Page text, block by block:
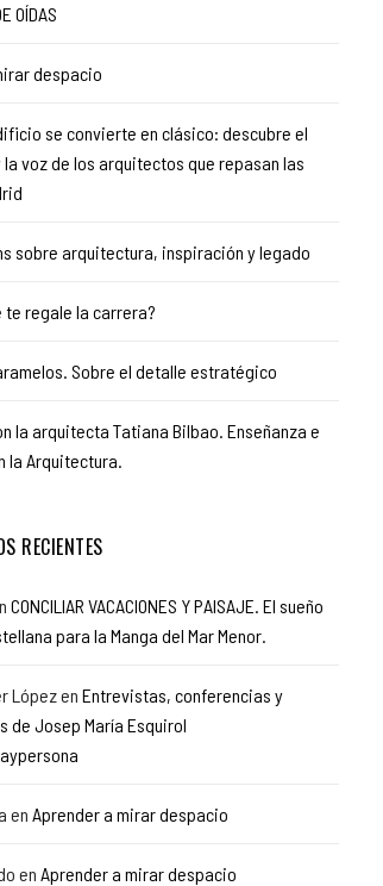
OÍDAS
despacio
se convierte en clásico: descubre el
voz de los arquitectos que repasan las
sobre arquitectura, inspiración y legado
te regale la carrera?
Sobre el detalle estratégico
la arquitecta Tatiana Bilbao. Enseñanza e
la Arquitectura.
RECIENTES
CONCILIAR VACACIONES Y PAISAJE. El sueño
para la Manga del Mar Menor.
Lópezen Entrevistas, conferencias y
de Josep María Esquirol
en Aprender a mirar despacio
en Aprender a mirar despacio